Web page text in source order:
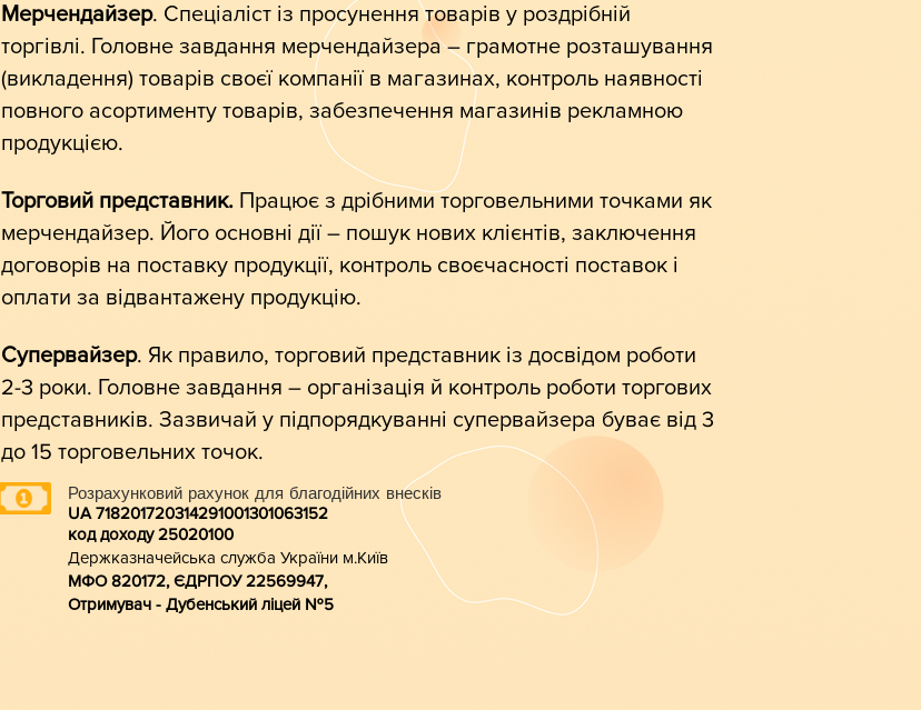
Мерчендайзер. Спеціаліст із просунення товарів у роздрібній
торгівлі. Головне завдання мерчендайзера – грамотне розташування
(викладення) товарів своєї компанії в магазинах, контроль наявності
повного асортименту товарів, забезпечення магазинів рекламною
продукцією.
Торговий представник. Працює з дрібними торговельними точками як
мерчендайзер. Його основні дії – пошук нових клієнтів, заключення
договорів на поставку продукції, контроль своєчасності поставок і
оплати за відвантажену продукцію.
Супервайзер. Як правило, торговий представник із досвідом роботи
2-3 роки. Головне завдання – організація й контроль роботи торгових
представників. Зазвичай у підпорядкуванні супервайзера буває від 3
до 15 торговельних точок.
Розрахунковий рахунок для благодійних внесків
UA 718201720314291001301063152
код доходу 25020100
Держказначейська служба України м.Київ
МФО 820172, ЄДРПОУ 22569947,
Отримувач - Дубенський ліцей №5